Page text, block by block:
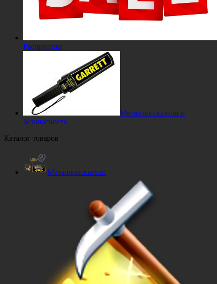
Распродажа
Металлоискатели и
безопасность
Каталог товаров
Металлоискатели